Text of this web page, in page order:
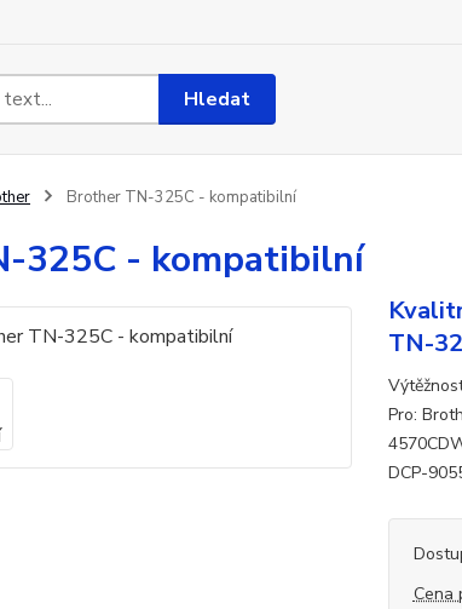
Hledat
Brother TN-325C - kompatibilní
325C - kompatibilní
TN-
Pro:
DCP-
Cena